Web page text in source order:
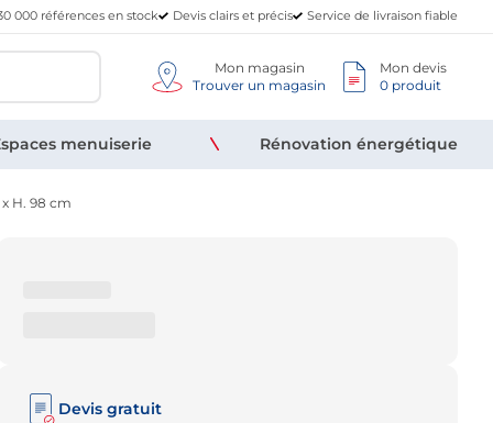
000 références en stock Devis clairs et précis Service de livraison fiable
Mon magasin
Trouver un magasin
Mon devis
0 produit
menuiserie Rénovation énergétique
H. 98 cm
Devis gratuit